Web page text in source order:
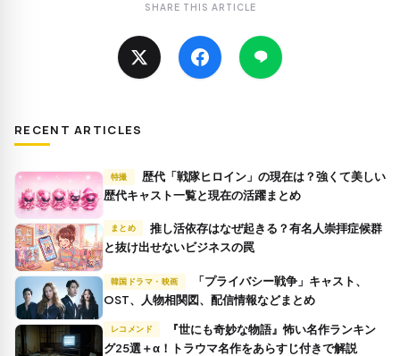
SHARE THIS ARTICLE
RECENT ARTICLES
特撮
歴代キャスト一覧と現在の活躍まとめ
まとめ
推し活依存はなぜ起きる？有名人崇拝症候群
と抜け出せないビジネスの罠
韓国ドラマ・映画
OST、人物相関図、配信情報などまとめ
レコメンド
グ25選＋α！トラウマ名作をあらすじ付きで解説